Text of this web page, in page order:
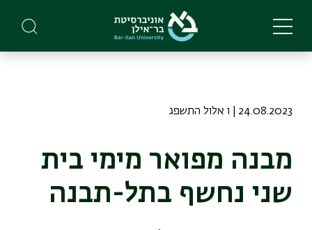
main
24.08.2023 | ו אלול התשפג
מבנה מפואר מימי בית
שני נחשף בתל-תבנה